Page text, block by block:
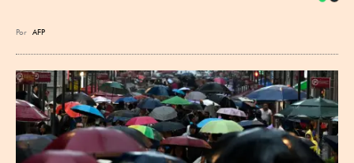
Por AFP